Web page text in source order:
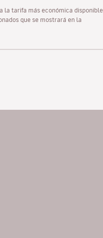
la tarifa más económica disponible
que se mostrará en la